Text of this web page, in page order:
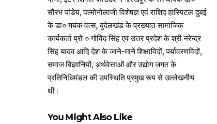
सौरभ पांडेय, पल्मोनोलाजी विशेषज्ञ एवं राशिद हास्पिटल दुबई
के डा० मयंक वत्स, बुंदेलखंड के प्रख्यात सामाजिक
कार्यकर्ता प्रो ० गोविंद सिंह एवं उत्तर प्रदेश के श्री नरेन्द्र
सिंह यादव आदि देश के जाने-माने शिक्षाविदों, पर्यावरणविदों,
समाज विज्ञानियों, अर्थवेत्ताओं और उद्योग जगत के
प्रतिनिधिमंडल की उपस्थिति प्रमुख रूप से उल्लेखनीय
थी।
You Might Also Like